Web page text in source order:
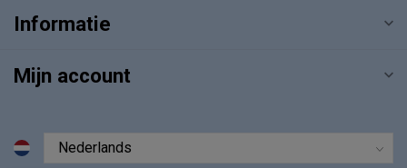
Informatie
Mijn account